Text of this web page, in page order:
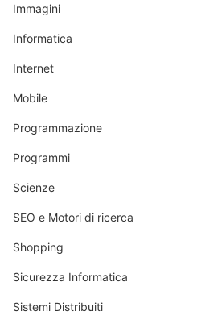
Immagini
Informatica
Internet
Mobile
Programmazione
Programmi
Scienze
SEO e Motori di ricerca
Shopping
Sicurezza Informatica
Sistemi Distribuiti